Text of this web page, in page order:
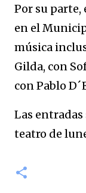
Por su parte,
en el
música
Gilda, con
con Pablo
Las
teatro de